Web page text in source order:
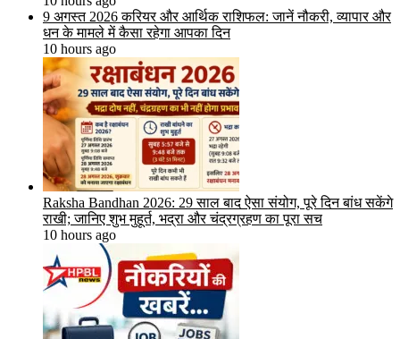
9 अगस्त 2026 करियर और आर्थिक राशिफल: जानें नौकरी, व्यापार और
धन के मामले में कैसा रहेगा आपका दिन
10 hours ago
Raksha Bandhan 2026: 29 साल बाद ऐसा संयोग, पूरे दिन बांध सकेंगे
राखी; जानिए शुभ मुहूर्त, भद्रा और चंद्रग्रहण का पूरा सच
10 hours ago